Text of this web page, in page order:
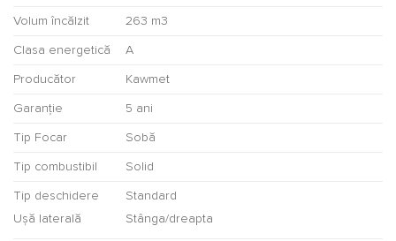
Volum încălzit 263 m3
Clasa energetică A
Producător Kawmet
Garanție 5 ani
Tip Focar Sobă
Tip combustibil Solid
Tip deschidere
Ușă laterală
Standard
Stânga/dreapta